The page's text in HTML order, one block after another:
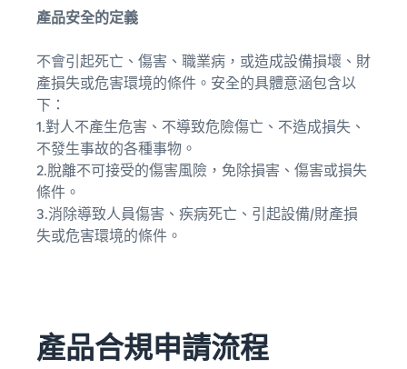
產品安全的定義
不會引起死亡、傷害、職業病，或造成設備損壞、財
產損失或危害環境的條件。安全的具體意涵包含以
下：
1.對人不產生危害、不導致危險傷亡、不造成損失、
不發生事故的各種事物。
2.脫離不可接受的傷害風險，免除損害、傷害或損失
條件。
3.消除導致人員傷害、疾病死亡、引起設備/財產損
失或危害環境的條件。
產品合規申請流程